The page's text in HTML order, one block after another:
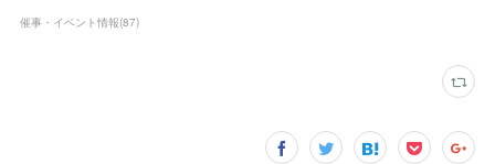
催事・イベント情報(87)